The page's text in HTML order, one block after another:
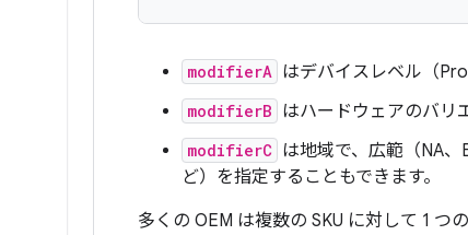
modifierA はデバイスレベル（Pro
modifierB はハードウェアのバリ
modifierC は地域で、広範（NA
ど）を指定することもできます。
多くの OEM は複数の SKU に対して 1